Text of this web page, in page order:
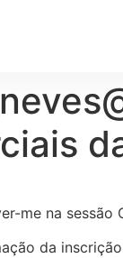
me na sessão
da